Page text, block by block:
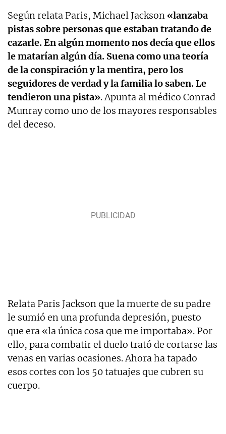
Según relata Paris, Michael Jackson «lanzaba
pistas sobre personas que estaban tratando de
cazarle. En algún momento nos decía que ellos
le matarían algún día. Suena como una teoría
de la conspiración y la mentira, pero los
seguidores de verdad y la familia lo saben. Le
tendieron una pista». Apunta al médico Conrad
Munray como uno de los mayores responsables
del deceso.
Relata Paris Jackson que la muerte de su padre
le sumió en una profunda depresión, puesto
que era «la única cosa que me importaba». Por
ello, para combatir el duelo trató de cortarse las
venas en varias ocasiones. Ahora ha tapado
esos cortes con los 50 tatuajes que cubren su
cuerpo.